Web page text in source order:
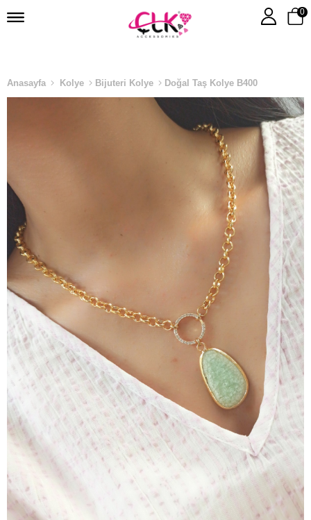
0
Anasayfa Kolye Bijuteri Kolye Doğal Taş Kolye B400